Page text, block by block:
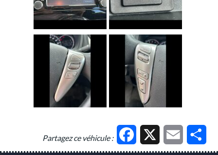
Partagez ce véhicule : Facebook Email